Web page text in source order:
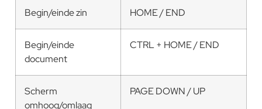
Begin/einde zin HOME / END
Begin/einde
document
CTRL + HOME / END
Scherm
omhoog/omlaag
PAGE DOWN / UP